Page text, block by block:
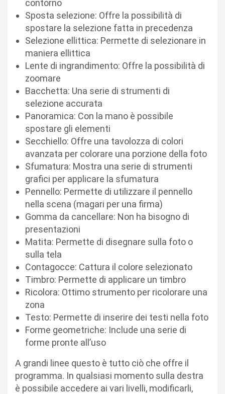
contorno
Sposta selezione: Offre la possibilità di
spostare la selezione fatta in precedenza
Selezione ellittica: Permette di selezionare in
maniera ellittica
Lente di ingrandimento: Offre la possibilità di
zoomare
Bacchetta: Una serie di strumenti di
selezione accurata
Panoramica: Con la mano è possibile
spostare gli elementi
Secchiello: Offre una tavolozza di colori
avanzata per colorare una porzione della foto
Sfumatura: Mostra una serie di strumenti
grafici per applicare la sfumatura
Pennello: Permette di utilizzare il pennello
nella scena (magari per una firma)
Gomma da cancellare: Non ha bisogno di
presentazioni
Matita: Permette di disegnare sulla foto o
sulla tela
Contagocce: Cattura il colore selezionato
Timbro: Permette di applicare un timbro
Ricolora: Ottimo strumento per ricolorare una
zona
Testo: Permette di inserire dei testi nella foto
Forme geometriche: Include una serie di
forme pronte all’uso
A grandi linee questo è tutto ciò che offre il
programma. In qualsiasi momento sulla destra
è possibile accedere ai vari livelli, modificarli,